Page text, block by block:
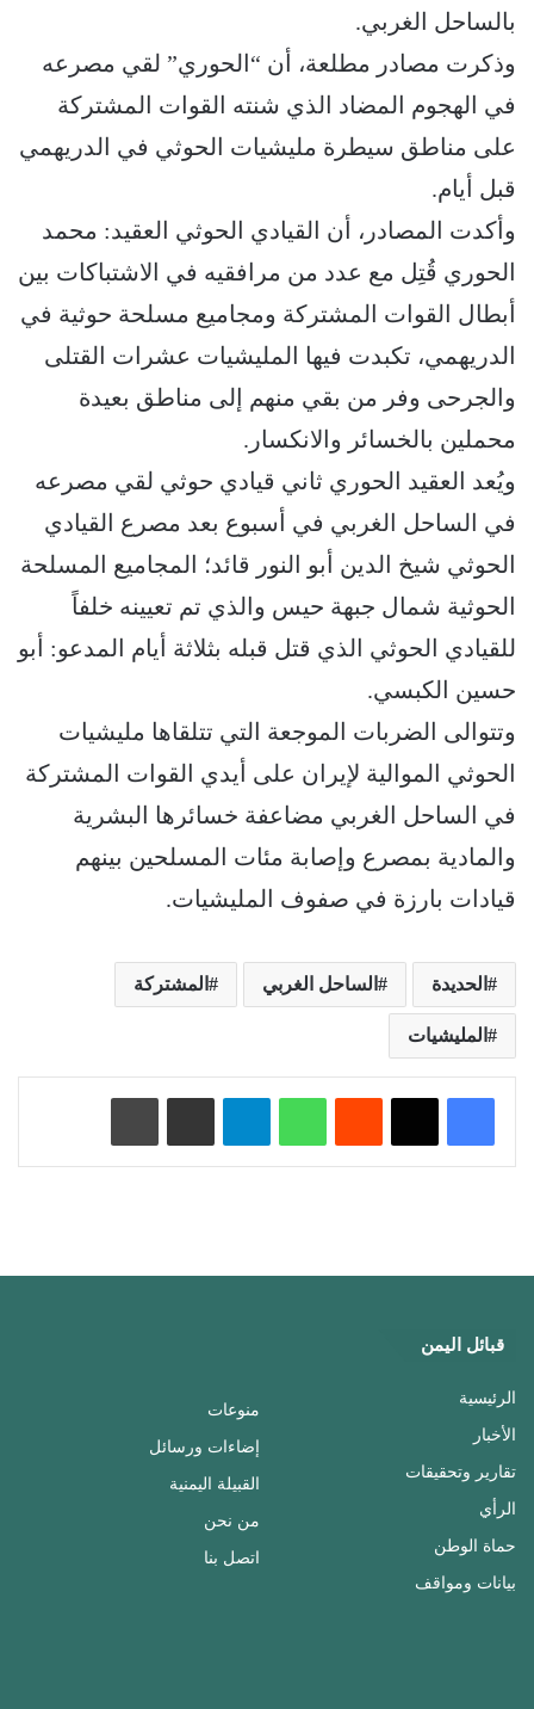
بالساحل الغربي.
وذكرت مصادر مطلعة، أن “الحوري” لقي مصرعه
في الهجوم المضاد الذي شنته القوات المشتركة
على مناطق سيطرة مليشيات الحوثي في الدريهمي
قبل أيام.
وأكدت المصادر، أن القيادي الحوثي العقيد: محمد
الحوري قُتِل مع عدد من مرافقيه في الاشتباكات بين
أبطال القوات المشتركة ومجاميع مسلحة حوثية في
الدريهمي، تكبدت فيها المليشيات عشرات القتلى
والجرحى وفر من بقي منهم إلى مناطق بعيدة
محملين بالخسائر والانكسار.
ويُعد العقيد الحوري ثاني قيادي حوثي لقي مصرعه
في الساحل الغربي في أسبوع بعد مصرع القيادي
الحوثي شيخ الدين أبو النور قائد؛ المجاميع المسلحة
الحوثية شمال جبهة حيس والذي تم تعيينه خلفاً
للقيادي الحوثي الذي قتل قبله بثلاثة أيام المدعو: أبو
حسين الكبسي.
وتتوالى الضربات الموجعة التي تتلقاها مليشيات
الحوثي الموالية لإيران على أيدي القوات المشتركة
في الساحل الغربي مضاعفة خسائرها البشرية
والمادية بمصرع وإصابة مئات المسلحين بينهم
قيادات بارزة في صفوف المليشيات.
الحديدة الساحل الغربي المشتركة
المليشيات
واتساب تيلقرام
قبائل اليمن
الرئيسية
الأخبار
تقارير وتحقيقات
الرأي
حماة الوطن
بيانات ومواقف
منوعات
إضاءات ورسائل
القبيلة اليمنية
من نحن
اتصل بنا